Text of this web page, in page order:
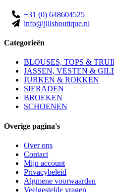
+31 (0) 648604525
info@jillsboutique.nl
Categorieën
BLOUSES, TOPS &
JASSEN, VESTEN &
JURKEN & ROKKEN
SIERADEN
BROEKEN
SCHOENEN
Overige pagina's
Over ons
Contact
Mijn account
Privacybeleid
Algmene voorwaarden
Veelgestelde vragen